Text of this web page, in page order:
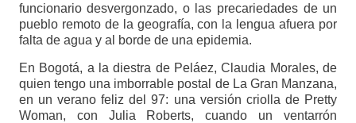
funcionario desvergonzado, o las precariedades de un
pueblo remoto de la geografía, con la lengua afuera por
falta de agua y al borde de una epidemia.
En Bogotá, a la diestra de Peláez, Claudia Morales, de
quien tengo una imborrable postal de La Gran Manzana,
en un verano feliz del 97: una versión criolla de Pretty
Woman, con Julia Roberts, cuando un ventarrón